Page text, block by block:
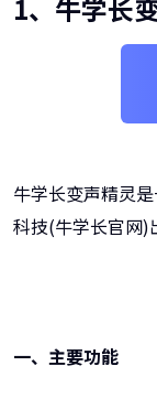
1、牛学长
牛学长变声精灵
科技(牛学长官网)
一、主要功能